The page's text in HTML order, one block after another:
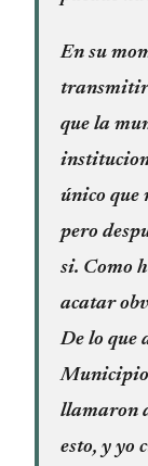
En su
transmitir
que la
único que
pero
si. Como
acatar
De lo que
Municipio
llamaron
esto, y yo